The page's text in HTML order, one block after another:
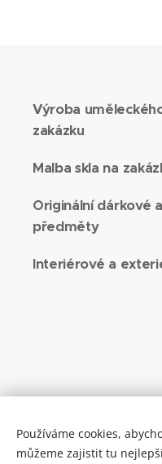
Výroba
zakázku
Malba skla na
Originální dárkové
předměty
Interiérové a
Používáme cookies,
můžeme zajistit tu